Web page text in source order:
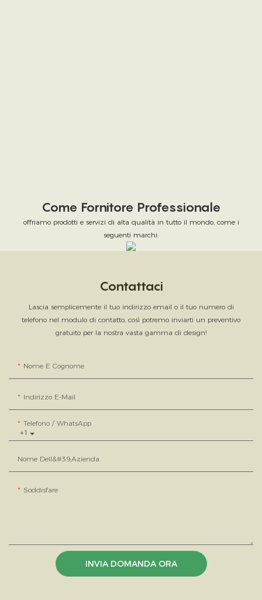
Come Fornitore Professionale
offriamo prodotti e servizi di alta qualità in tutto il mondo, come i
seguenti marchi:
Contattaci
Lascia semplicemente il tuo indirizzo email o il tuo numero di
telefono nel modulo di contatto, così potremo inviarti un preventivo
gratuito per la nostra vasta gamma di design!
Nome E Cognome
Indirizzo E-Mail
+1
Telefono / WhatsApp
Nome Dell&#39;azienda
Soddisfare
INVIA DOMANDA ORA